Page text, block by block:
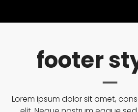
footer
Lorem ipsum dolor sit amet,